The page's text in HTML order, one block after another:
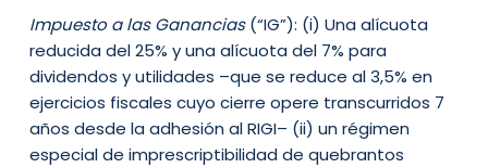
Impuesto a las Ganancias(“IG”): (i) Una alícuota
reducida del 25% y una alícuota del 7% para
dividendos y utilidades –que se reduce al 3,5% en
ejercicios fiscales cuyo cierre opere transcurridos 7
años desde la adhesión al RIGI– (ii) un régimen
especial de imprescriptibilidad de quebrantos